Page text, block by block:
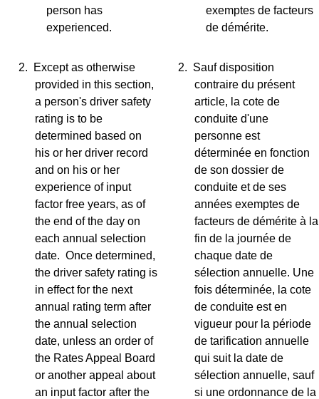
person has
experienced.
exemptes de facteurs
de démérite.
2.
Except as otherwise
provided in this section,
a person's driver safety
rating is to be
determined based on
his or her driver record
and on his or her
experience of input
factor free years, as of
the end of the day on
each annual selection
date. Once determined,
the driver safety rating is
in effect for the next
annual rating term after
the annual selection
date, unless an order of
the Rates Appeal Board
or another appeal about
an input factor after the
2. Sauf disposition
contraire du présent
article, la cote de
conduite d'une
personne est
déterminée en fonction
de son dossier de
conduite et de ses
années exemptes de
facteurs de démérite à la
fin de la journée de
chaque date de
sélection annuelle. Une
fois déterminée, la cote
de conduite est en
vigueur pour la période
de tarification annuelle
qui suit la date de
sélection annuelle, sauf
si une ordonnance de la